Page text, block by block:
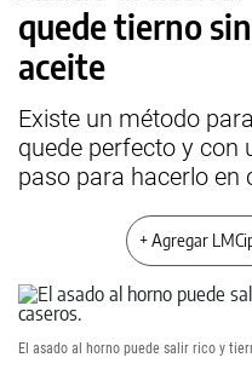
quede tierno
aceite
Existe un método
quede perfecto y con
paso para hacerlo en
+ Agregar
El asado al horno puede salir rico y